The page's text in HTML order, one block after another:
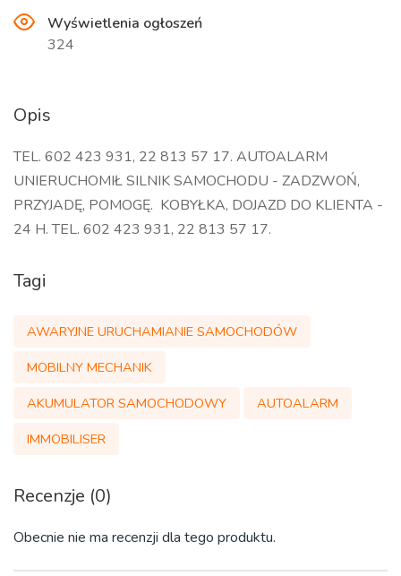
Wyświetlenia ogłoszeń
324
Opis
TEL. 602 423 931, 22 813 57 17. AUTOALARM
UNIERUCHOMIŁ SILNIK SAMOCHODU - ZADZWOŃ,
PRZYJADĘ, POMOGĘ. KOBYŁKA, DOJAZD DO KLIENTA -
24 H. TEL. 602 423 931, 22 813 57 17.
Tagi
AWARYJNE URUCHAMIANIE SAMOCHODÓW
MOBILNY MECHANIK
AKUMULATOR SAMOCHODOWY
AUTOALARM
IMMOBILISER
Recenzje (0)
Obecnie nie ma recenzji dla tego produktu.